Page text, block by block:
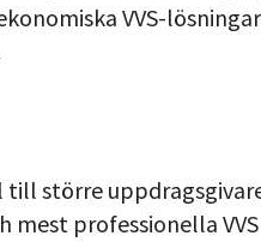
VVS-
till större
mest professionella